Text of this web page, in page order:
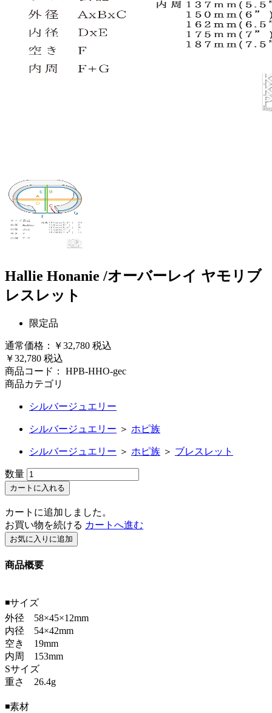
Hallie Honanie /オーバーレイ ヤモリブ
レスレット
限定品
通常価格：￥32,780 税込
￥32,780 税込
商品コード： HPB-HHO-gec
商品カテゴリ
シルバージュエリー
シルバージュエリー ＞ ホピ族
シルバージュエリー ＞ ホピ族 ＞ ブレスレット
数量
カートに入れる
カートに追加しました。
お買い物を続ける カートへ進む
お気に入りに追加
商品概要
◾️サイズ
外径 58×45×12mm
内径 54×42mm
空き 19mm
内周 153mm
Sサイズ
重さ 26.4g
◾️素材